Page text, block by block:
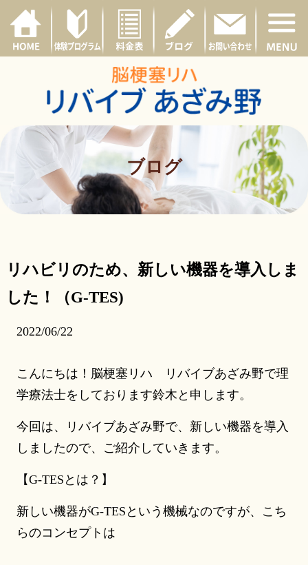
ブログ
リハビリのため、新しい機器を導入しま
した！（G-TES)
2022/06/22
こんにちは！脳梗塞リハ リバイブあざみ野で理
学療法士をしております鈴木と申します。
今回は、リバイブあざみ野で、新しい機器を導入
しましたので、ご紹介していきます。
【G-TESとは？】
新しい機器がG-TESという機械なのですが、こち
らのコンセプトは